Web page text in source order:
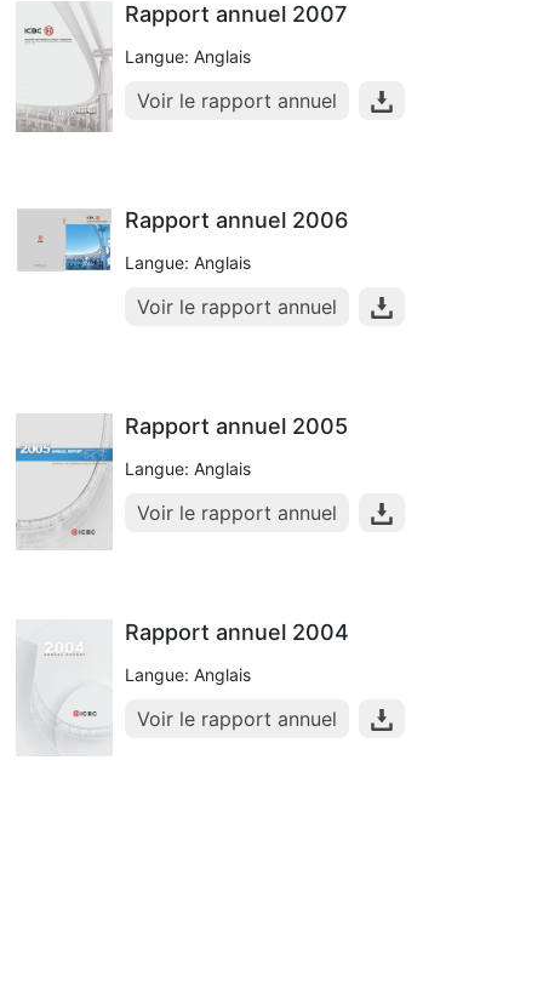
Rapport annuel 2007
Langue: Anglais
Voir le rapport annuel
Rapport annuel 2006
Langue: Anglais
Voir le rapport annuel
Rapport annuel 2005
Langue: Anglais
Voir le rapport annuel
Rapport annuel 2004
Langue: Anglais
Voir le rapport annuel